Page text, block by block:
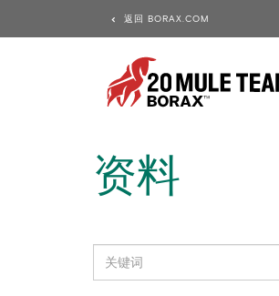
资料
返回 BORAX.COM